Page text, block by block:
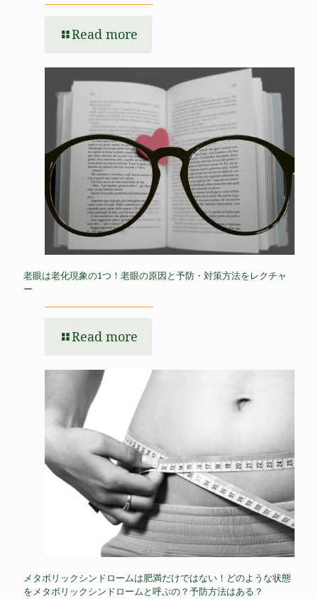
Read more
老眼は老化現象の1つ！老眼の原因と予防・対策方法をレクチャ
ー
Read more
メタボリックシンドロームは肥満だけではない！どのような状態
をメタボリックシンドロームと呼ぶの？予防方法はある？